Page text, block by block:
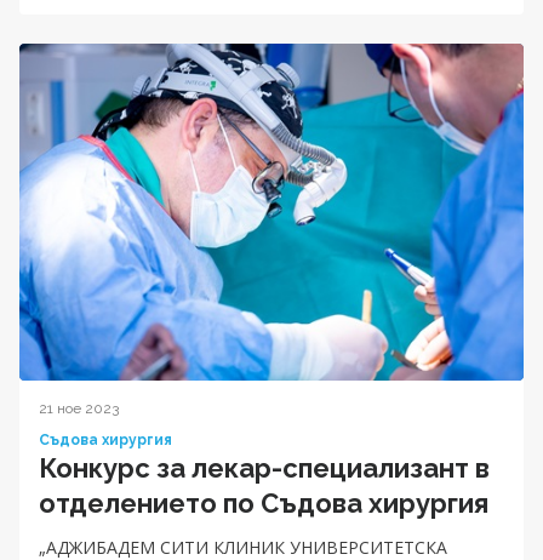
21 ное 2023
Съдова хирургия
Конкурс за лекар-специализант в
отделението по Съдова хирургия
„АДЖИБАДЕМ СИТИ КЛИНИК УНИВЕРСИТЕТСКА